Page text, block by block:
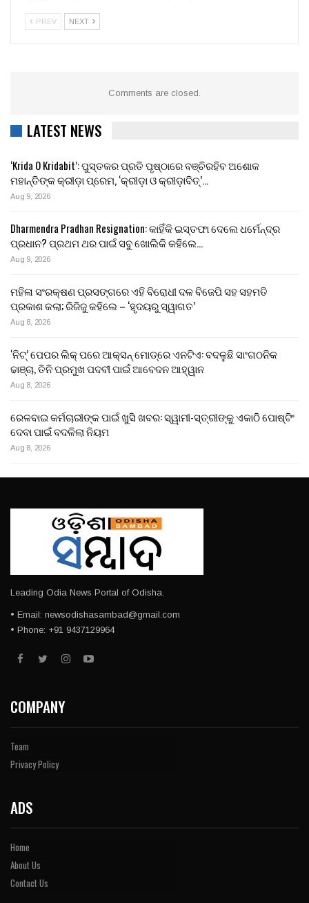
PREV NEXT
Comments are closed.
LATEST NEWS
‘Krida O Kridabit’: ପୁସ୍ତକର ପ୍ରତି ପୃଷ୍ଠାରେ ବଞ୍ଚିରହିବ ଅଶୋକ
ମହାନ୍ତିଙ୍କ କ୍ରୀଡ଼ା ପ୍ରେମ, ‘କ୍ରୀଡ଼ା ଓ କ୍ରୀଡ଼ାବିତ୍’…
Aug 9, 2026
Dharmendra Pradhan Resignation: କାହିଁକି ଇସ୍ତଫା ଦେଲେ ଧର୍ମେନ୍ଦ୍ର
ପ୍ରଧାନ? ପ୍ରଥମ ଥର ପାଇଁ ସବୁ ଖୋଲିକି କହିଲେ…
Aug 9, 2026
ମହିଳା ସଂରକ୍ଷଣ ପ୍ରସଙ୍ଗରେ ଏହି ବିରୋଧୀ ଦଳ ବିଜେପି ସହ ସହମତି
ପ୍ରକାଶ କଲା; ରିଜିଜୁ କହିଲେ – ‘ହୃଦୟରୁ ସ୍ୱାଗତ’
Aug 8, 2026
‘ନିଟ୍’ ପେପର ଲିକ୍ ପରେ ଆକ୍ସନ୍‌ ମୋଡ୍‌ରେ ଏନଟିଏ: ବଦଳୁଛି ସାଂଗଠନିକ
ଢାଞ୍ଚା, ତିନି ପ୍ରମୁଖ ପଦବୀ ପାଇଁ ଆବେଦନ ଆହ୍ୱାନ
Aug 8, 2026
ରେଳବାଇ କର୍ମଚାରୀଙ୍କ ପାଇଁ ଖୁସି ଖବର: ସ୍ୱାମୀ-ସ୍ତ୍ରୀଙ୍କୁ ଏକାଠି ପୋଷ୍ଟିଂ
ଦେବା ପାଇଁ ବଦଳିଲା ନିୟମ
Aug 8, 2026
Leading Odia News Portal of Odisha.
• Email: newsodishasambad@gmail.com
• Phone: +91 9437129964
COMPANY
Team
Privacy Policy
ADS
Home
About Us
Contact Us